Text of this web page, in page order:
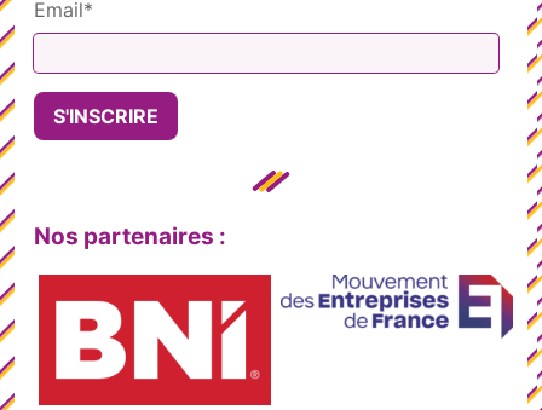
Email*
Nos partenaires :